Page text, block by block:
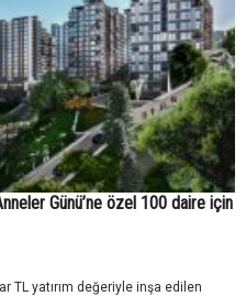
Günü’ne özel 100 daire için
TL yatırım değeriyle inşa edilen